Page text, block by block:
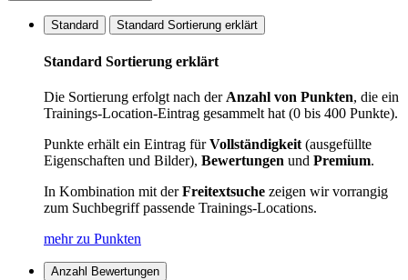
Standard Standard Sortierung erklärt
Standard Sortierung erklärt
Die Sortierung erfolgt nach der Anzahl von Punkten, die ein
Trainings-Location-Eintrag gesammelt hat (0 bis 400 Punkte).
Punkte erhält ein Eintrag fürVollständigkeit (ausgefüllte
Eigenschaften und Bilder), Bewertungen und Premium.
In Kombination mit derFreitextsuche zeigen wir vorrangig
zum Suchbegriff passende Trainings-Locations.
mehr zu Punkten
Anzahl Bewertungen